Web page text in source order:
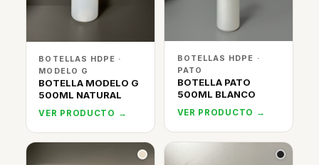
BOTELLAS HDPE ·
MODELO G
BOTELLA MODELO G
500ML NATURAL
VER PRODUCTO →
BOTELLAS HDPE ·
PATO
BOTELLA PATO
500ML BLANCO
VER PRODUCTO →